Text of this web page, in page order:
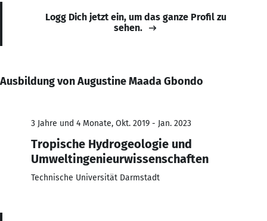
Logg Dich jetzt ein, um das ganze Profil zu
sehen.
Ausbildung von Augustine Maada Gbondo
3 Jahre und 4 Monate, Okt. 2019 - Jan. 2023
Tropische Hydrogeologie und
Umweltingenieurwissenschaften
Technische Universität Darmstadt